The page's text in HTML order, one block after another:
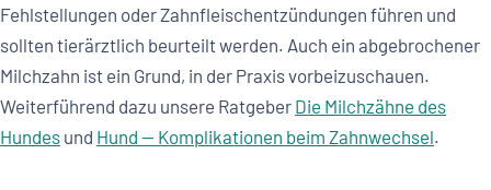
Fehlstellungen oder Zahnfleischentzündungen führen und
sollten tierärztlich beurteilt werden. Auch ein abgebrochener
Milchzahn ist ein Grund, in der Praxis vorbeizuschauen.
Weiterführend dazu unsere Ratgeber Die Milchzähne des
Hundes und Hund — Komplikationen beim Zahnwechsel.